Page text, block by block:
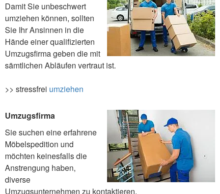
Damit Sie unbeschwert
umziehen können, sollten
Sie Ihr Ansinnen in die
Hände einer qualifizierten
Umzugsfirma geben die mit
sämtlichen Abläufen vertraut ist.
>> stressfrei umziehen
Umzugsfirma
Sie suchen eine erfahrene
Möbelspedition und
möchten keinesfalls die
Anstrengung haben,
diverse
Umzugsunternehmen zu kontaktieren.